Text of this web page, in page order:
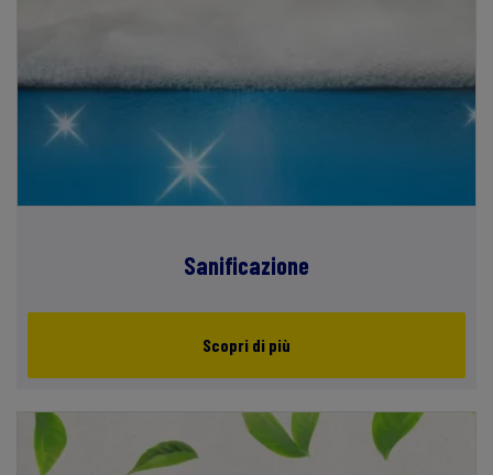
Sanificazione
Scopri di più